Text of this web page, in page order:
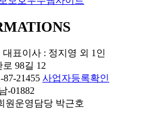
표이사 : 정지영 외 1인
98길 12
21455 사업자등록확인
-01882
원운영담당 박근호